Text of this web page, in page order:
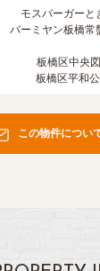
モスバーガーと
バーミヤン板橋常
板橋区中央
板橋区平和
この物件につい